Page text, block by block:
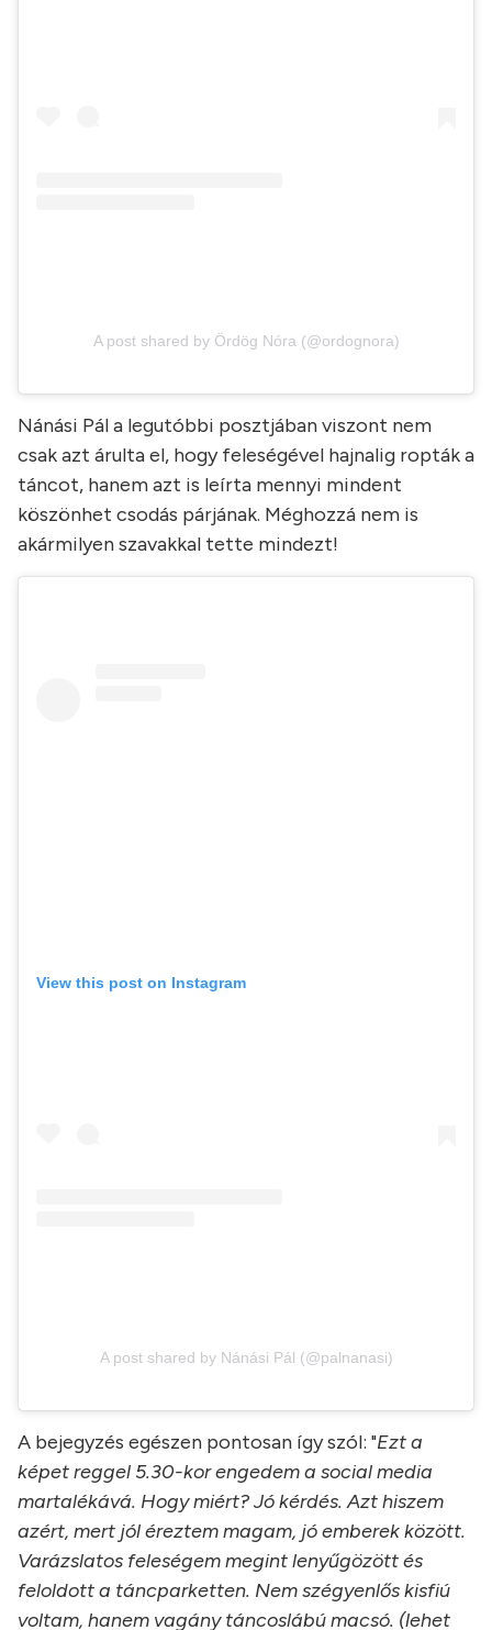
A post shared by Ördög Nóra (@ordognora)
Nánási Pál a legutóbbi posztjában viszont nem
csak azt árulta el, hogy feleségével hajnalig ropták a
táncot, hanem azt is leírta mennyi mindent
köszönhet csodás párjának. Méghozzá nem is
akármilyen szavakkal tette mindezt!
View this post on Instagram
A post shared by Nánási Pál (@palnanasi)
A bejegyzés egészen pontosan így szól: "Ezt a
képet reggel 5.30-kor engedem a social media
martalékává. Hogy miért? Jó kérdés. Azt hiszem
azért, mert jól éreztem magam, jó emberek között.
Varázslatos feleségem megint lenyűgözött és
feloldott a táncparketten. Nem szégyenlős kisfiú
voltam, hanem vagány táncoslábú macsó. (lehet